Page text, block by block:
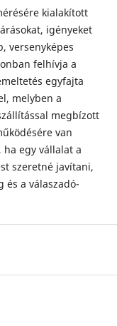
kialakított
igényeket
versenyképes
felhívja a
egyfajta
melyben a
megbí­zott
van
egy vállalat a
szeretné javítani,
és a válaszadó-